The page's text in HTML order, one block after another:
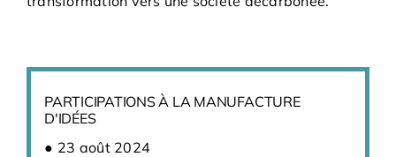
PARTICIPATIONS À LA MANUFACTURE
D'IDÉES
23 août 2024